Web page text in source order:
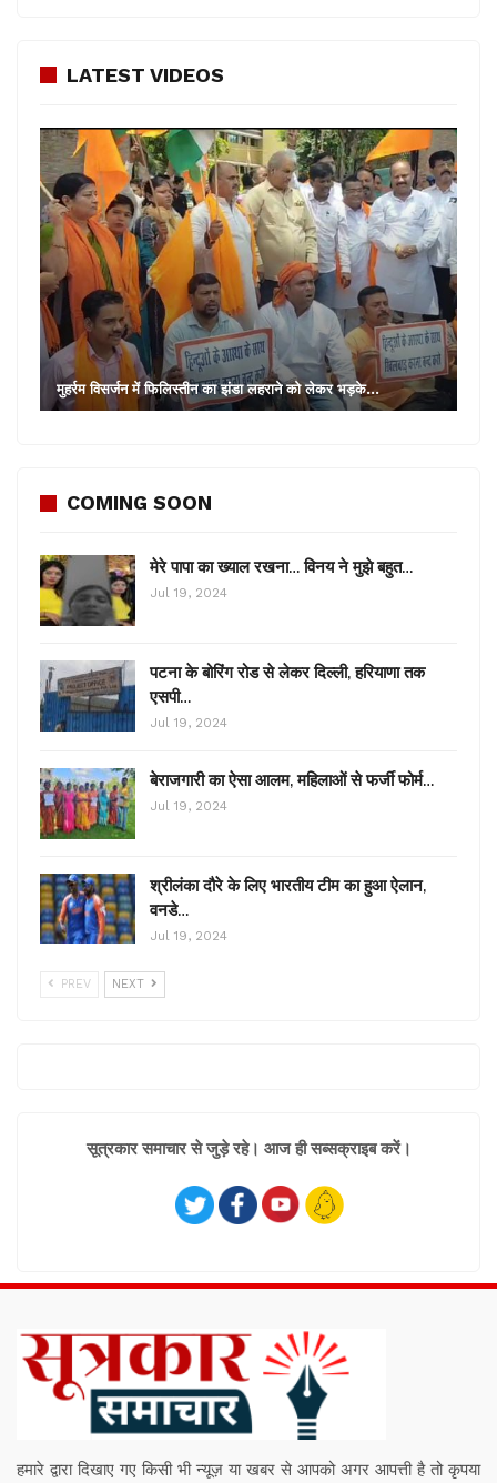
LATEST VIDEOS
मुहर्रम विसर्जन में फिलिस्तीन का झंडा लहराने को लेकर भड़के…
COMING SOON
मेरे पापा का ख्याल रखना… विनय ने मुझे बहुत…
Jul 19, 2024
पटना के बोरिंग रोड से लेकर दिल्ली, हरियाणा तक
एसपी…
Jul 19, 2024
बेराजगारी का ऐसा आलम, महिलाओं से फर्जी फोर्म…
Jul 19, 2024
श्रीलंका दौरे के लिए भारतीय टीम का हुआ ऐलान,
वनडे…
Jul 19, 2024
PREV NEXT
सूत्रकार समाचार से जुड़े रहे। आज ही सब्सक्राइब करें।
हमारे द्वारा दिखाए गए किसी भी न्यूज़ या खबर से आपको अगर आपत्ती है तो कृपया